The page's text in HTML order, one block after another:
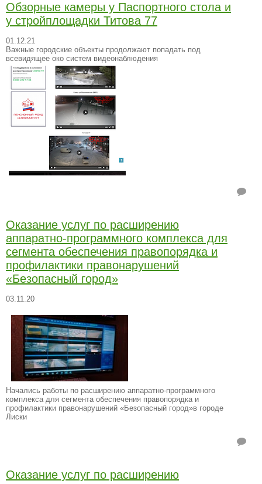
Обзорные камеры у Паспортного стола и
у стройплощадки Титова 77
01.12.21
Важные городские объекты продолжают попадать под
всевидящее око систем видеонаблюдения
Оказание услуг по расширению
аппаратно-программного комплекса для
сегмента обеспечения правопорядка и
профилактики правонарушений
«Безопасный город»
03.11.20
Начались работы по расширению аппаратно-программного
комплекса для сегмента обеспечения правопорядка и
профилактики правонарушений «Безопасный город»в городе
Лиски
Оказание услуг по расширению